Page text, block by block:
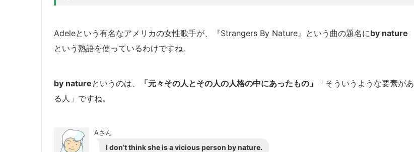
Adeleという有名なアメリカの女性歌手が、『Strangers By Nature』という曲の題名にby nature
という熟語を使っているわけですね。
by natureというのは、 「元々その人とその人の人格の中にあったもの」
「そういうような要素があ
る人」ですね。
Aさん
I don’t think she is a vicious person by nature.